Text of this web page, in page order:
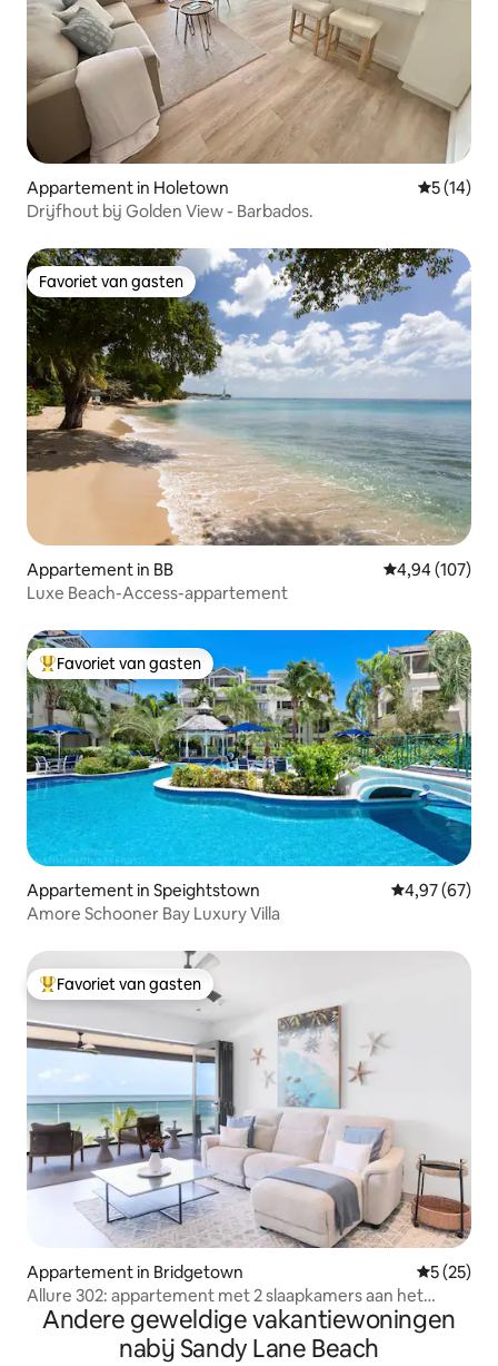
Appartement in Holetown
5 (14)
Drijfhout bij Golden View - Barbados.
Favoriet van gasten
Favoriet van gasten
Appartement in BB Gemiddelde
4,94 (107)
Luxe Beach-Access-appartement
Topfavoriet van gasten
Favoriet van gasten
Appartement in Speightstown Gemiddelde
4,97 (67)
Amore Schooner Bay Luxury Villa
Topfavoriet van gasten
Favoriet van gasten
Appartement in Bridgetown
5 (25)
Allure 302: appartement met 2 slaapkamers aan het
strand
Andere geweldige vakantiewoningen
nabij Sandy Lane Beach